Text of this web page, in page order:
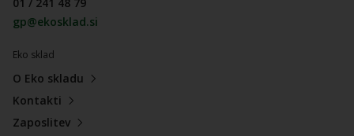
gp@ekosklad.si
Eko sklad
O Eko skladu
Kontakti
Zaposlitev